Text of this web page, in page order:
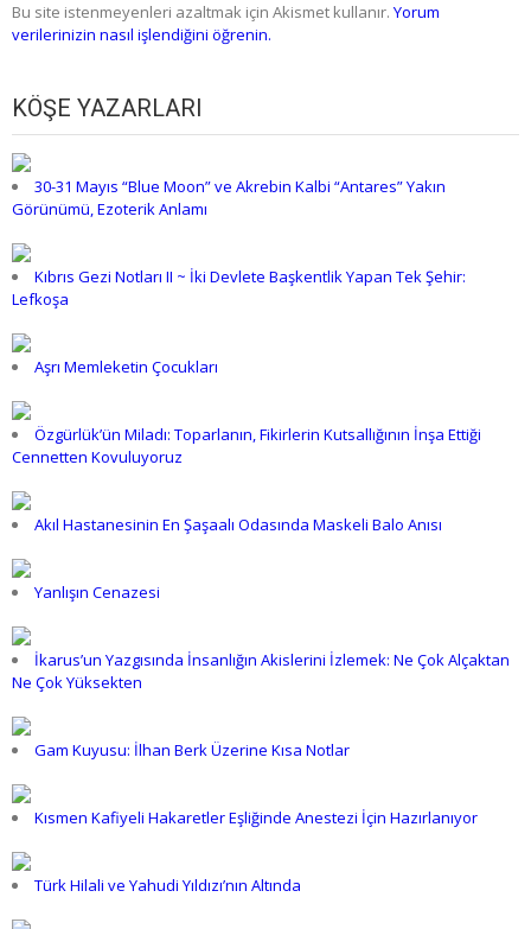
Bu site istenmeyenleri azaltmak için Akismet kullanır. Yorum
verilerinizin nasıl işlendiğini öğrenin.
KÖŞE YAZARLARI
30-31 Mayıs “Blue Moon” ve Akrebin Kalbi “Antares” Yakın
Görünümü, Ezoterik Anlamı
Kıbrıs Gezi Notları II ~ İki Devlete Başkentlik Yapan Tek Şehir:
Lefkoşa
Aşrı Memleketin Çocukları
Özgürlük’ün Miladı: Toparlanın, Fikirlerin Kutsallığının İnşa Ettiği
Cennetten Kovuluyoruz
Akıl Hastanesinin En Şaşaalı Odasında Maskeli Balo Anısı
Yanlışın Cenazesi
İkarus’un Yazgısında İnsanlığın Akislerini İzlemek: Ne Çok Alçaktan
Ne Çok Yüksekten
Gam Kuyusu: İlhan Berk Üzerine Kısa Notlar
Kısmen Kafiyeli Hakaretler Eşliğinde Anestezi İçin Hazırlanıyor
Türk Hilali ve Yahudi Yıldızı’nın Altında